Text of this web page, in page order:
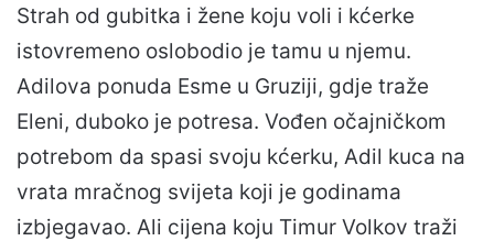
Strah od gubitka i žene koju voli i kćerke
istovremeno oslobodio je tamu u njemu.
Adilova ponuda Esme u Gruziji, gdje traže
Eleni, duboko je potresa. Vođen očajničkom
potrebom da spasi svoju kćerku, Adil kuca na
vrata mračnog svijeta koji je godinama
izbjegavao. Ali cijena koju Timur Volkov traži